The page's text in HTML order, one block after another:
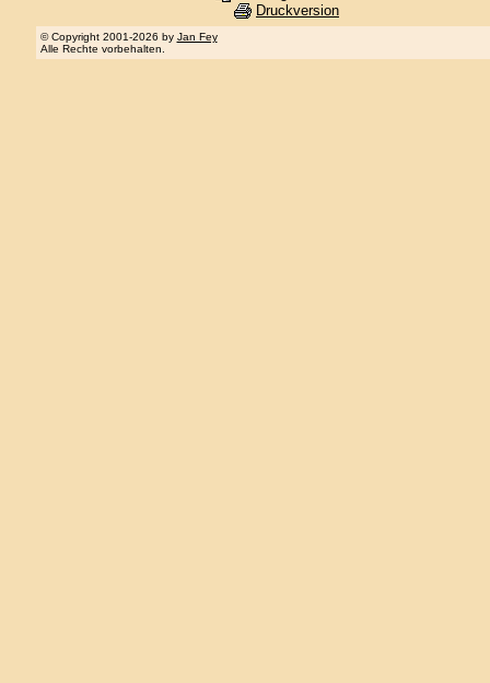
Druckversion
© Copyright 2001-2026 by Jan Fey
Alle Rechte vorbehalten.